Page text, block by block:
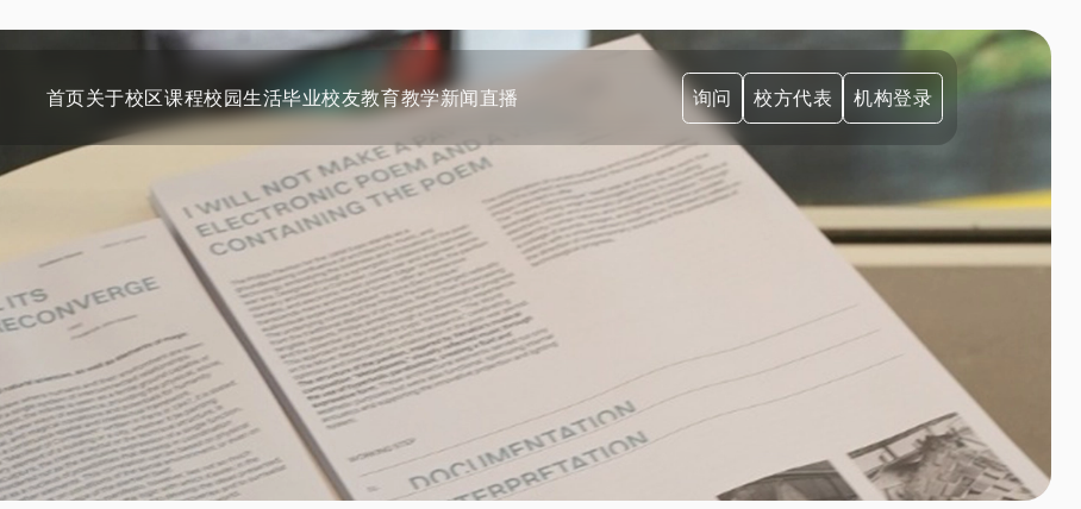
首页关于校区课程校园生活毕业校友教育教学新闻直播 询问 校方代表 机构登录